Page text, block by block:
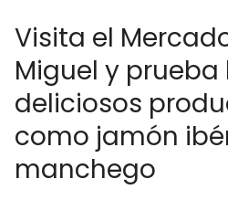
Visita el
Miguel y prueba
deliciosos
como jamón
manchego